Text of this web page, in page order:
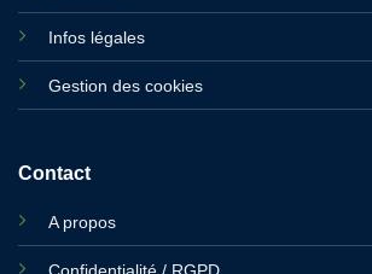
Infos légales
Gestion des cookies
Contact
A propos